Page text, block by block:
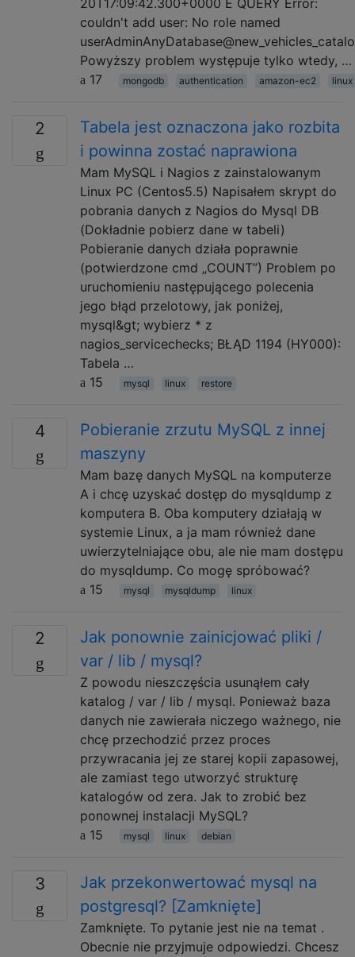
20T17:09:42.300+0000 E QUERY Error:
couldn't add user: No role named
Powyższy problem występuje tylko wtedy, …
17
mongodb authentication amazon-ec2 linux
2
Tabela jest oznaczona jako rozbita
i powinna zostać naprawiona
Mam MySQL i Nagios z zainstalowanym
Linux PC (Centos5.5) Napisałem skrypt do
pobrania danych z Nagios do Mysql DB
(Dokładnie pobierz dane w tabeli)
Pobieranie danych działa poprawnie
(potwierdzone cmd „COUNT”) Problem po
uruchomieniu następującego polecenia
jego błąd przelotowy, jak poniżej,
mysql&gt; wybierz * z
nagios_servicechecks; BŁĄD 1194 (HY000):
Tabela …
15
mysql linux restore
4
Pobieranie zrzutu MySQL z innej
maszyny
Mam bazę danych MySQL na komputerze
A i chcę uzyskać dostęp do mysqldump z
komputera B. Oba komputery działają w
systemie Linux, a ja mam również dane
uwierzytelniające obu, ale nie mam dostępu
do mysqldump. Co mogę spróbować?
15
mysql mysqldump linux
2
Jak ponownie zainicjować pliki /
var / lib / mysql?
Z powodu nieszczęścia usunąłem cały
katalog / var / lib / mysql. Ponieważ baza
danych nie zawierała niczego ważnego, nie
chcę przechodzić przez proces
przywracania jej ze starej kopii zapasowej,
ale zamiast tego utworzyć strukturę
katalogów od zera. Jak to zrobić bez
ponownej instalacji MySQL?
15
mysql linux debian
3
Jak przekonwertować mysql na
postgresql? [Zamknięte]
Zamknięte. To pytanie jest nie na temat .
Obecnie nie przyjmuje odpowiedzi. Chcesz